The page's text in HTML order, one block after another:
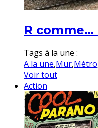
R comme…
Tags à la une :
A la une,Mur,Métro,
Voir tout
Action